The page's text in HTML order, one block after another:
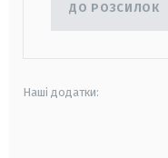
ДО РОЗСИЛОК
Наші додатки: